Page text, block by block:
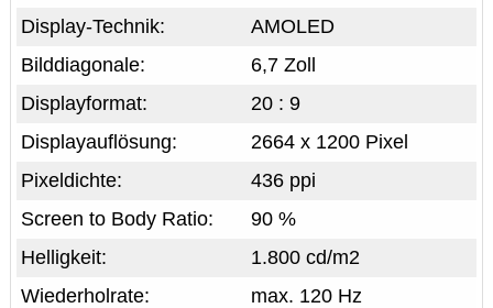
AMOLED
Display-Technik:
6,7 Zoll
Bilddiagonale:
20 : 9
Displayformat:
2664 x 1200 Pixel
Displayauflösung:
436 ppi
Pixeldichte:
90 %
Screen to Body Ratio:
1.800 cd/m2
Helligkeit:
max. 120 Hz
Wiederholrate: